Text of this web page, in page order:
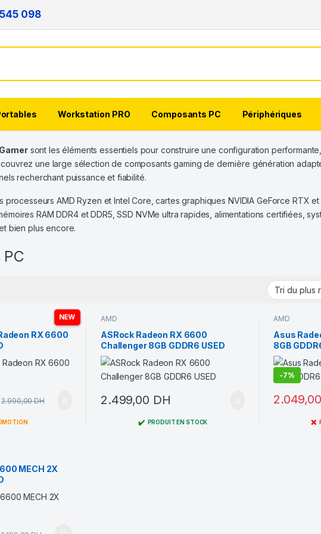
098
Workstation PRO Composants PC Périphériques
sont les éléments essentiels pour construire une configuration
une large sélection de composants gaming de dernière génération
recherchant puissance et fiabilité.
processeurs AMD Ryzen et Intel Core, cartes graphiques NVIDIA GeForce RTX
RAM DDR4 et DDR5, SSD NVMe ultra rapides, alimentations certifiées,
bien plus encore.
NEW
RX 6600
2.990,00DH
AMD
ASRock Radeon RX 6600
Challenger 8GB GDDR6 USED
2.499,00 DH
✔️ PRODUIT EN STOCK
AMD
Asus
8GB
-7%
2.049,00
❌
MECH 2X